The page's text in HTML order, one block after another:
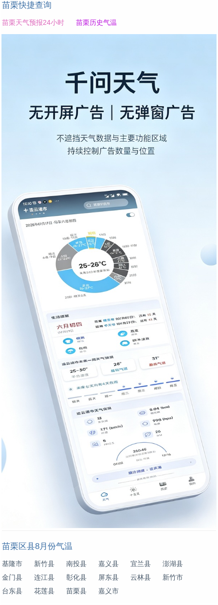
苗栗快捷查询
苗栗天气预报24小时 苗栗历史气温
苗栗区县8月份气温
基隆市 新竹县 南投县 嘉义县 宜兰县
澎湖县
金门县
连江县 彰化县 屏东县 云林县
新竹市
台东县
花莲县 苗栗县 嘉义市